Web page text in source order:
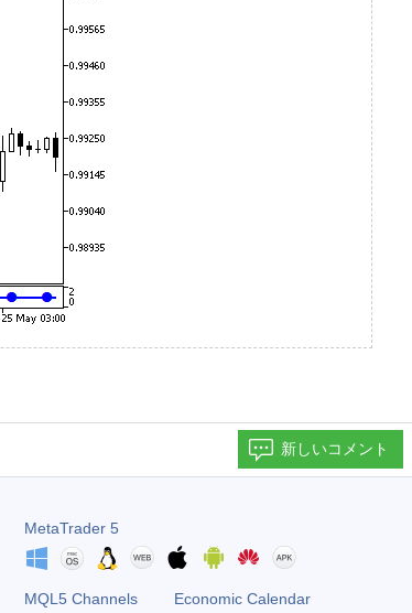
新しいコメント
MetaTrader 5
MQL5 Channels Economic Calendar